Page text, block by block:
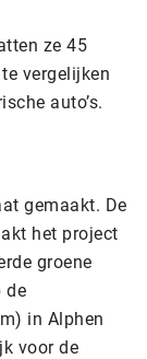
ze 45
vergelijken
auto’s.
gemaakt. De
het project
groene
de
in Alphen
voor de